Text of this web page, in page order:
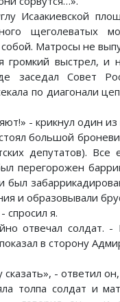
Исаакиевской
Матросы не
громкий выстрел, и
заседал Совет
по диагонали
- крикнул один
большой
депутатов).
перегорожен
и образовывали
спросил я.
отвечал
в сторону
- ответил
толпа солдат и